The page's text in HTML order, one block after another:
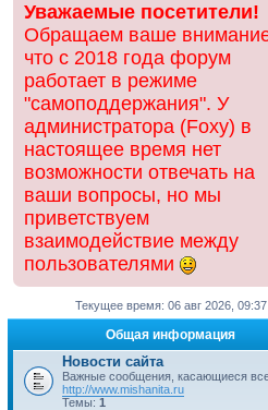
Уважаемые посетители!
Обращаем ваше
что с 2018 года форум
работает в режиме
"самоподдержания". У
администратора (Foxy) в
настоящее время нет
возможности отвечать на
ваши вопросы, но мы
приветствуем
взаимодействие между
пользователями
Текущее время: 06 авг 2026, 09:37
Общая информация
Новости сайта
Важные сообщения, касающиеся
http://www.mishanita.ru
Темы: 1